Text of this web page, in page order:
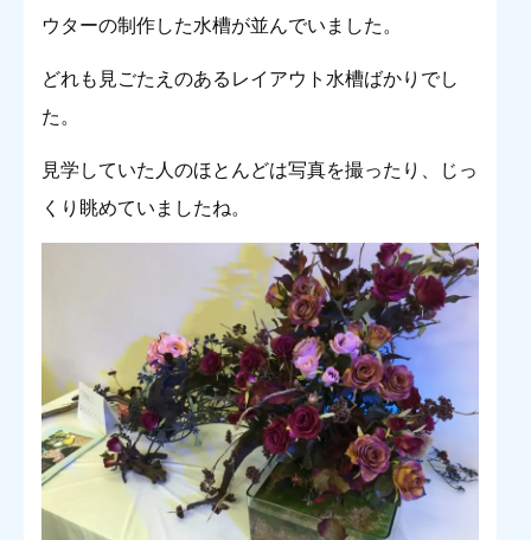
ウターの制作した水槽が並んでいました。
どれも見ごたえのあるレイアウト水槽ばかりでし
た。
見学していた人のほとんどは写真を撮ったり、じっ
くり眺めていましたね。